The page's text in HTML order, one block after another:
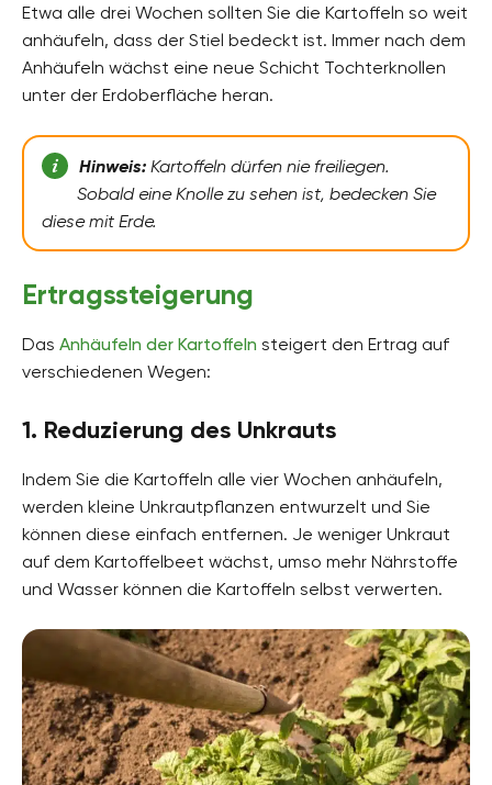
Etwa alle drei Wochen sollten Sie die Kartoffeln so weit
anhäufeln, dass der Stiel bedeckt ist. Immer nach dem
Anhäufeln wächst eine neue Schicht Tochterknollen
unter der Erdoberfläche heran.
Hinweis:Kartoffeln dürfen nie freiliegen.
Sobald eine Knolle zu sehen ist, bedecken Sie
diese mit Erde.
Ertragssteigerung
Das Anhäufeln der Kartoffeln steigert den Ertrag auf
verschiedenen Wegen:
1. Reduzierung des Unkrauts
Indem Sie die Kartoffeln alle vier Wochen anhäufeln,
werden kleine Unkrautpflanzen entwurzelt und Sie
können diese einfach entfernen. Je weniger Unkraut
auf dem Kartoffelbeet wächst, umso mehr Nährstoffe
und Wasser können die Kartoffeln selbst verwerten.